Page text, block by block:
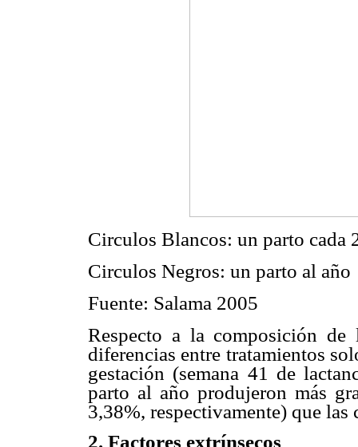
Circulos Blancos: un parto cada
Circulos Negros: un parto al año
Fuente: Salama 2005
Respecto a la composición
diferencias entre tratamientos
gestación (semana 41 de
parto al año produjeron más
3,38%, respectivamente) que las
2. Factores extrínsecos